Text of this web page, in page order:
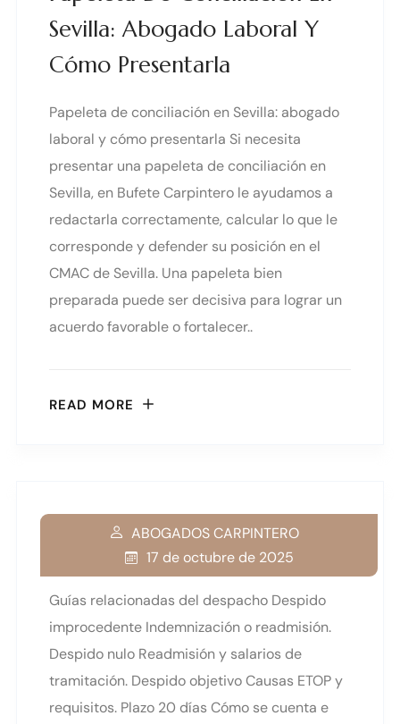
Sevilla: Abogado Laboral Y
Cómo Presentarla
Papeleta de conciliación en Sevilla: abogado
laboral y cómo presentarla Si necesita
presentar una papeleta de conciliación en
Sevilla, en Bufete Carpintero le ayudamos a
redactarla correctamente, calcular lo que le
corresponde y defender su posición en el
CMAC de Sevilla. Una papeleta bien
preparada puede ser decisiva para lograr un
acuerdo favorable o fortalecer..
READ MORE
ABOGADOS CARPINTERO
17 de octubre de 2025
Guías relacionadas del despacho Despido
improcedente Indemnización o readmisión.
Despido nulo Readmisión y salarios de
tramitación. Despido objetivo Causas ETOP y
requisitos. Plazo 20 días Cómo se cuenta e